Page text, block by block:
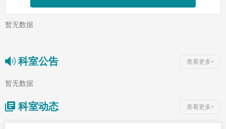
暂无数据
查看更多+
科室公告
暂无数据
查看更多+
科室动态